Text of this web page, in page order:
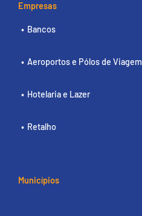
Empresas
Bancos
Aeroportos e Pólos de Viagem
Hotelaria e Lazer
Retalho
Municípios